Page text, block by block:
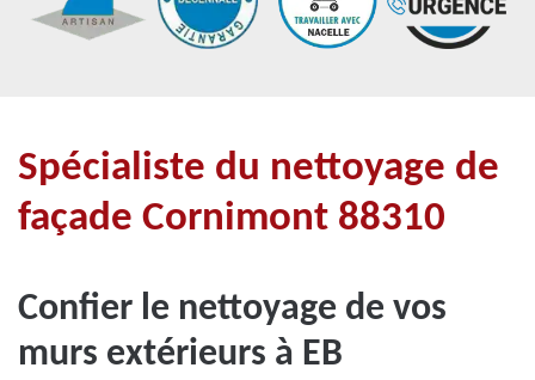
Spécialiste du nettoyage de
façade Cornimont 88310
Confier le nettoyage de vos
murs extérieurs à EB